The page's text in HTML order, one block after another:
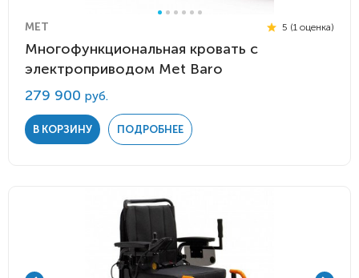
MET 5 (1 оценка)
Многофункциональная кровать с
электроприводом Met Baro
279 900 руб.
В КОРЗИНУ ПОДРОБНЕЕ